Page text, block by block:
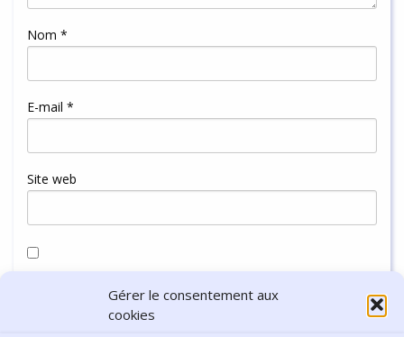
Gérer le consentement aux
cookies
Nom *
E-mail *
Site web
navigateur pour mon prochain commentaire.